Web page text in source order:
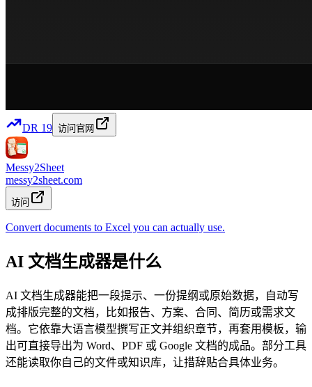
DR 19 访问官网
Messy2Sheet
messy2sheet.com
访问
Convert documents to Excel you can actually use.
AI 文档生成器是什么
AI 文档生成器能把一段提示、一份提纲或原始数据，自动写
成排版完整的文档，比如报告、方案、合同、简历或需求文
档。它依靠大语言模型撰写正文并组织章节，再套用模板，输
出可直接导出为 Word、PDF 或 Google 文档的成品。部分工具
还能读取你自己的文件或知识库，让措辞贴合具体业务。